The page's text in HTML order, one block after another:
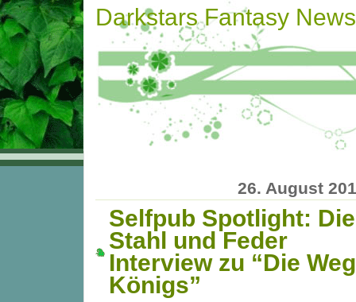
Darkstars Fantasy News
26. August
Selfpub Spotlight:
Stahl und Feder
Interview zu “Die
Königs”